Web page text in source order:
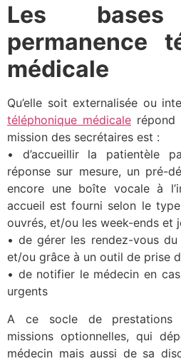
Les
permanence
médicale
Qu’elle soit externalisée ou
téléphonique médicale répond
mission des secrétaires est :
• d’accueillir la patientèle
réponse sur mesure, un pré-
encore une boîte vocale à
accueil est fourni selon le type
ouvrés, et/ou les week-ends et
• de gérer les rendez-vous
et/ou grâce à un outil de prise
• de notifier le médecin en
urgents
A ce socle de prestations
missions optionnelles, qui
médecin mais aussi de sa